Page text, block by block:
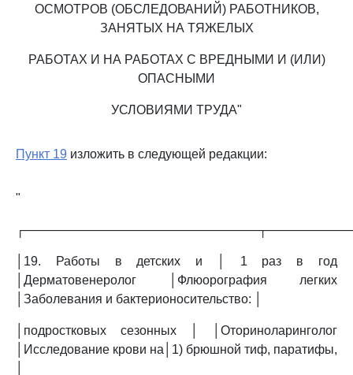
ОСМОТРОВ (ОБСЛЕДОВАНИЙ) РАБОТНИКОВ,
ЗАНЯТЫХ НА ТЯЖЕЛЫХ
РАБОТАХ И НА РАБОТАХ С ВРЕДНЫМИ И (ИЛИ)
ОПАСНЫМИ
УСЛОВИЯМИ ТРУДА"
Пункт 19 изложить в следующей редакции:
"
│19. Работы в детских и │ 1 раз в год
│Дерматовенеролог │Флюорография легких
│Заболевания и бактерионосительство: │
│подростковых сезонных │ │Оториноларинголог
│Исследование крови на│1) брюшной тиф, паратифы,